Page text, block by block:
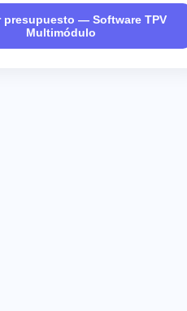
presupuesto — Software TPV
Multimódulo